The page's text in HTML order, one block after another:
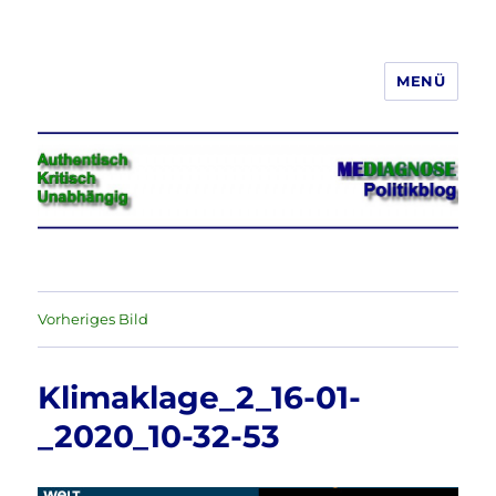
Jeder hat das Recht, seine
Meinung in Wort, Schrift und Bild
frei zu äußern und zu verbreiten
MENÜ
Vorheriges Bild
Klimaklage_2_16-01-
_2020_10-32-53